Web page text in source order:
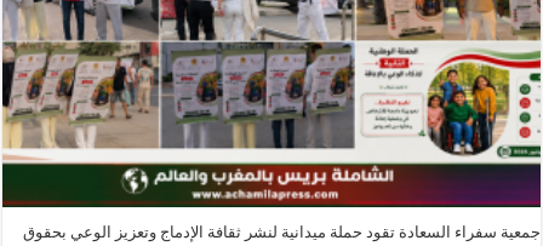
جمعية سفراء السعادة تقود حملة ميدانية لنشر ثقافة الإدماج وتعزيز الوعي بحقوق